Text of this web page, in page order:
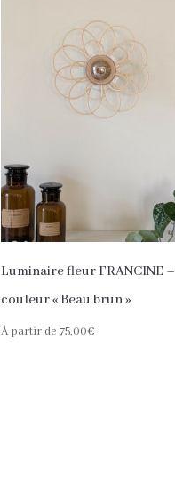
Luminaire fleur FRANCINE –
couleur « Beau brun »
À partir de 75,00€